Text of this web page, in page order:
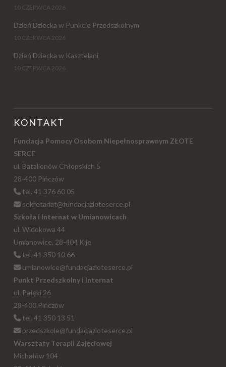
10 CZERWCA 2026
Dzień Dziecka w Punkcie Przedszkolnym
10 CZERWCA 2026
Dzień Dziecka w Kasztelani
10 CZERWCA 2026
KONTAKT
Fundacja Pomocy Osobom Niepełnosprawnym ZŁOTE
SERCE
ul. Batalionów Chłopskich 5
28-400 Pińczów
tel. 41 376 60 05
sekretariat@fundacjazloteserce.pl
Szkoła i Internat w Umianowicach
ul. Widokowa 44
Umianowice, 28-404 Kije
tel. 41 350 10 66
umianowice@fundacjazloteserce.pl
Punkt Przedszkolny i Internat
ul. Pałęki 26
28-400 Pińczów
tel. 41 350 13 51
przedszkole@fundacjazloteserce.pl
Warsztaty Terapii Zajęciowej
Michałów 104